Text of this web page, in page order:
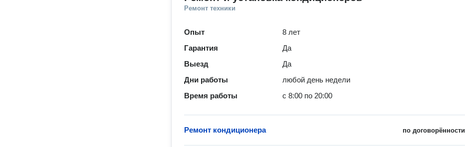
Ремонт техники
Опыт
8 лет
Гарантия
Да
Выезд
Да
Дни работы
любой день недели
Время работы
с 8:00 по 20:00
по договорённости
Ремонт кондиционера